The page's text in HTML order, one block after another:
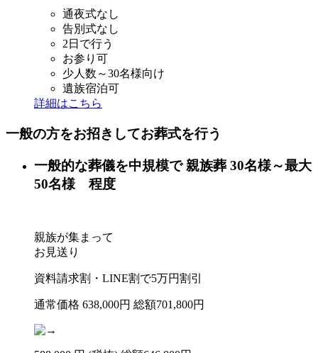
通夜式なし
告別式なし
2日で行う
お参り可
少人数～30名様向け
遺族宿泊可
詳細はこちら
一般の方をお招きしてお葬式を行う
一般的な葬儀を中規模で 親族葬 30名様～最大
50名様 程度
親族が集まって
お見送り
資料請求割・LINE割で5万円割引
通常価格 638,000円 総額701,800円